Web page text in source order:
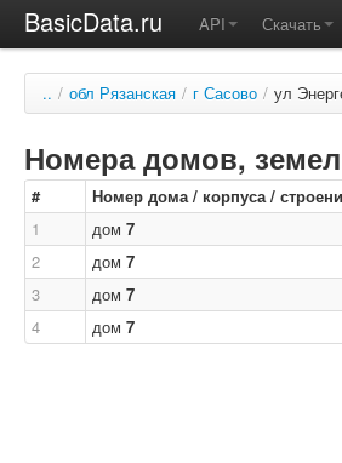
BasicData.ru API Скачать
.. / обл Рязанская / г Сасово / ул
Номера домов,
# Номер дома / корпуса /
1
дом 7
2
дом 7
3
дом 7
4
дом 7